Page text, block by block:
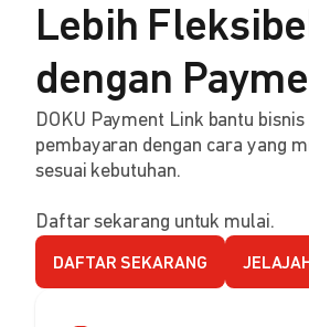
Lebih
dengan
DOKU Payment Link bantu
pembayaran dengan cara yang
sesuai kebutuhan.
Daftar sekarang untuk mulai.
DAFTAR SEKARANG